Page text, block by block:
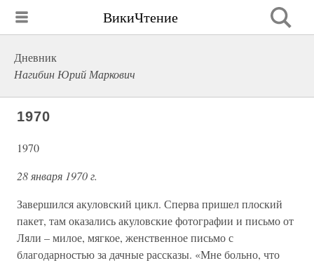
ВикиЧтение
Дневник
Нагибин Юрий Маркович
1970
1970
28 января 1970 г.
Завершился акуловский цикл. Сперва пришел плоский
пакет, там оказались акуловские фотографии и письмо от
Ляли – милое, мягкое, женственное письмо с
благодарностью за дачные рассказы. «Мне больно, что